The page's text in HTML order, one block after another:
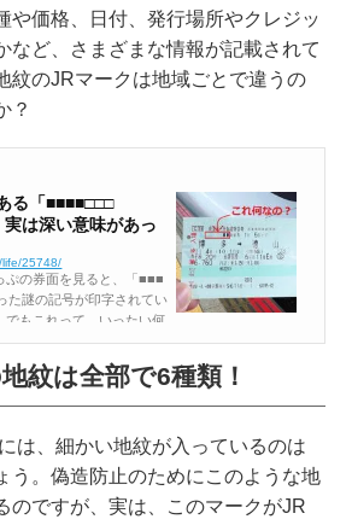
や価格、日付、発行場所やクレジッ
など、さまざまな情報が記載されて
紋のJRマークは地域ごとで違うの
？
る「■■■■□□□
は深い意味があっ
life/25748/
ぷの券面を見ると、「■■■
た謎の記号が印字されてい
でもこれって、いったい何
の「■■■■□□□□・・・・」
！ JRのいわゆる“マルス乗
紋は全部で6種類！
は、細かい地紋が入っているのは
う。偽造防止のためにこのような地
のですが、実は、このマークがJR